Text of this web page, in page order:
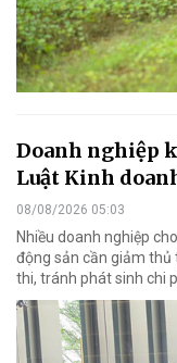
Doanh nghiệp
Luật Kinh
08/08/2026 05:03
Nhiều doanh nghiệp
động sản cần giảm thủ
thi, tránh phát sinh chi